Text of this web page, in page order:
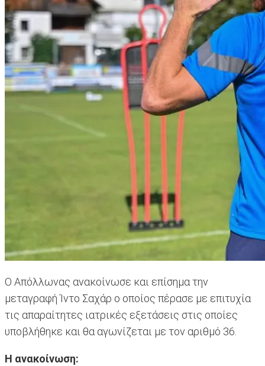
Ο Απόλλωνας ανακοίνωσε και επίσημα την
μεταγραφή Ίντο Σαχάρ ο οποίος πέρασε με επιτυχία
τις απαραίτητες ιατρικές εξετάσεις στις οποίες
υποβλήθηκε και θα αγωνίζεται με τον αριθμό 36.
Η ανακοίνωση: